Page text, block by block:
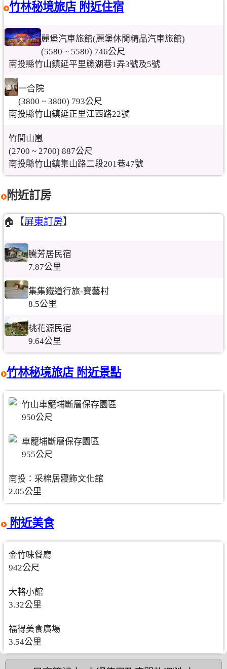
竹林秘境旅店 附近住宿
麗堡汽車旅館(麗堡休閒精品汽車旅館)
(5580 ~ 5580) 746公尺
南投縣竹山鎮延平里籐湖巷1弄3號及5號
一合院
(3800 ~ 3800) 793公尺
南投縣竹山鎮延正里江西路22號
竹間山嵐
(2700 ~ 2700) 887公尺
南投縣竹山鎮集山路二段201巷47號
附近訂房
🏠【屏東訂房】
騰芳居民宿
7.87公里
集集鐵道行旅-寶藝村
8.5公里
桃花源民宿
9.64公里
竹林秘境旅店 附近景點
竹山車籠埔斷層保存園區
950公尺
車籠埔斷層保存園區
955公尺
南投：采棉居寢飾文化舘
2.05公里
附近美食
金竹味餐廳
942公尺
大輅小館
3.32公里
福得美食廣場
3.54公里